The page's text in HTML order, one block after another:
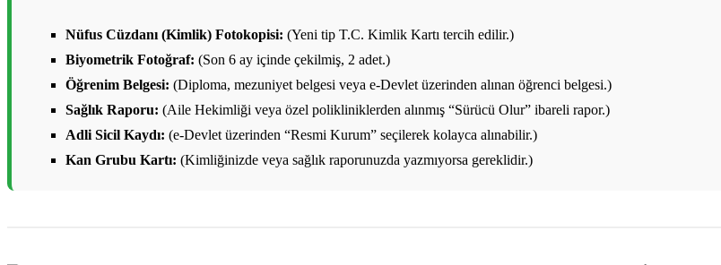
Nüfus Cüzdanı (Kimlik) Fotokopisi: (Yeni tip T.C. Kimlik Kartı tercih edilir.)
Biyometrik Fotoğraf: (Son 6 ay içinde çekilmiş, 2 adet.)
Öğrenim Belgesi: (Diploma, mezuniyet belgesi veya e-Devlet üzerinden alınan öğrenci belgesi.)
Sağlık Raporu: (Aile Hekimliği veya özel polikliniklerden alınmış “Sürücü Olur” ibareli rapor.)
Adli Sicil Kaydı: (e-Devlet üzerinden “Resmi Kurum” seçilerek kolayca alınabilir.)
Kan Grubu Kartı: (Kimliğinizde veya sağlık raporunuzda yazmıyorsa gereklidir.)